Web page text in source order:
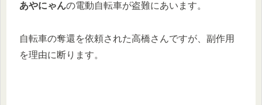
あやにゃんの電動自転車が盗難にあいます。
自転車の奪還を依頼された高橋さんですが、副作用
を理由に断ります。